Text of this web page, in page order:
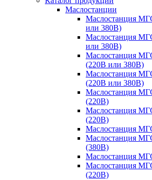
Маслостанции
Маслостанция
или 380В)
Маслостанция
или 380В)
Маслостанция
(220В или 380В)
Маслостанция
(220В или 380В)
Маслостанция
(220В)
Маслостанция
(220В)
Маслостанция
Маслостанция
(380В)
Маслостанция
Маслостанция
(220В)